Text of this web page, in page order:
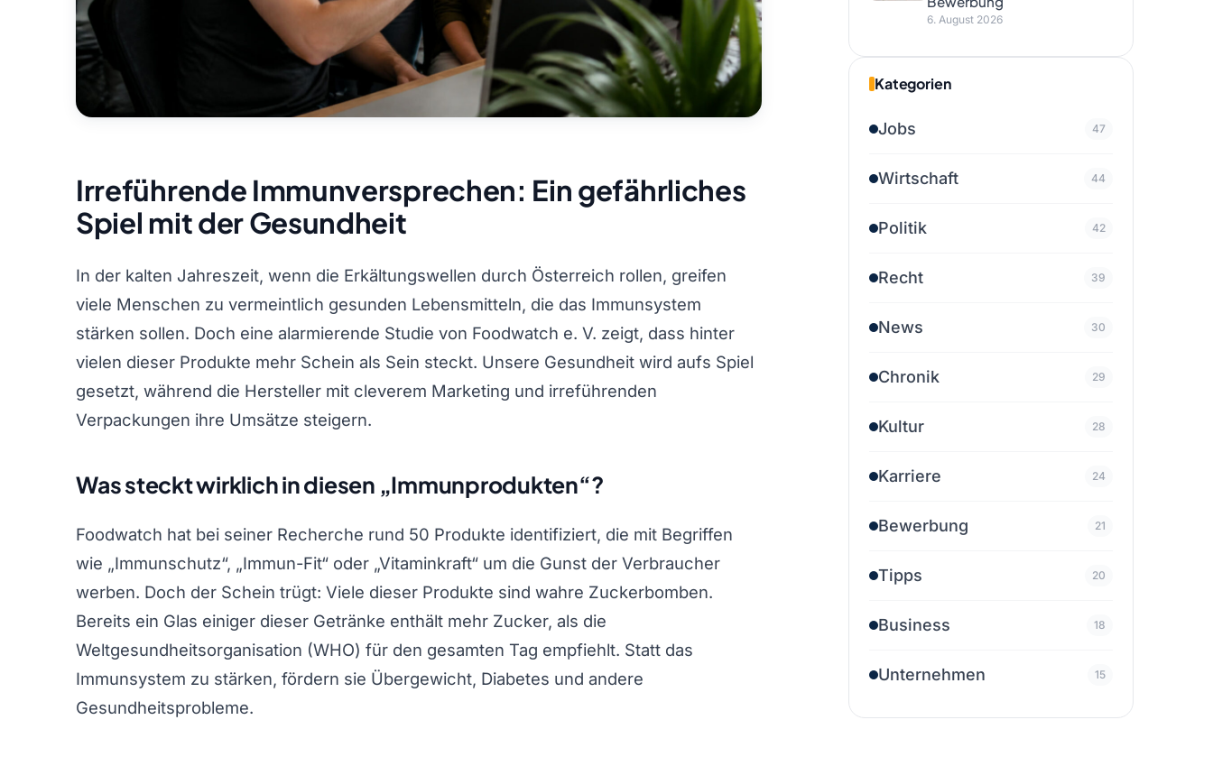
Irreführende Immunversprechen: Ein gefährliches
Spiel mit der Gesundheit
In der kalten Jahreszeit, wenn die Erkältungswellen durch Österreich rollen, greifen
viele Menschen zu vermeintlich gesunden Lebensmitteln, die das Immunsystem
stärken sollen. Doch eine alarmierende Studie von Foodwatch e. V. zeigt, dass hinter
vielen dieser Produkte mehr Schein als Sein steckt. Unsere Gesundheit wird aufs Spiel
gesetzt, während die Hersteller mit cleverem Marketing und irreführenden
Verpackungen ihre Umsätze steigern.
Was steckt wirklich in diesen „Immunprodukten“?
Foodwatch hat bei seiner Recherche rund 50 Produkte identifiziert, die mit Begriffen
wie „Immunschutz“, „Immun-Fit“ oder „Vitaminkraft“ um die Gunst der Verbraucher
werben. Doch der Schein trügt: Viele dieser Produkte sind wahre Zuckerbomben.
Bereits ein Glas einiger dieser Getränke enthält mehr Zucker, als die
Weltgesundheitsorganisation (WHO) für den gesamten Tag empfiehlt. Statt das
Immunsystem zu stärken, fördern sie Übergewicht, Diabetes und andere
Gesundheitsprobleme.
6. August 2026
Kategorien
Jobs 47
Wirtschaft 44
Politik 42
Recht 39
News 30
Chronik 29
Kultur 28
Karriere 24
Bewerbung 21
Tipps 20
Business 18
Unternehmen 15